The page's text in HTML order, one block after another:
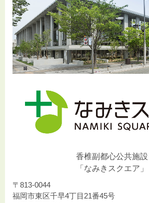
香椎副都心公共施設
「なみきスクエア」
〒813-0044
福岡市東区千早4丁目21番45号